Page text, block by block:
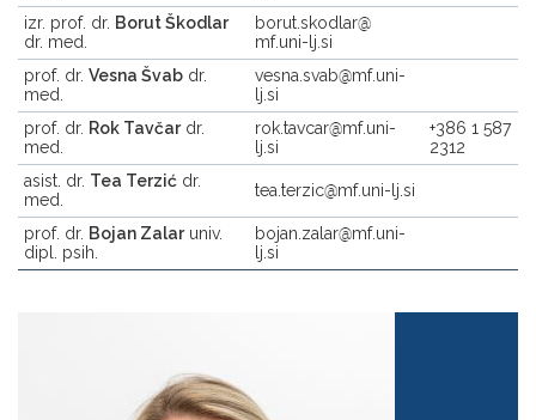
izr. prof. dr. Borut Škodlar
dr. med.
borut.skodlar
mf.uni-lj.si
prof. dr. Vesna Švab dr.
med.
vesna.svab
mf.uni-
lj.si
prof. dr. Rok Tavčardr.
med.
rok.tavcar
mf.uni-
lj.si
+386 1 587
2312
asist. dr. Tea Terzić dr.
med.
tea.terzic mf.uni-lj.si
prof. dr. Bojan Zalaruniv.
dipl. psih.
bojan.zalar
mf.uni-
lj.si